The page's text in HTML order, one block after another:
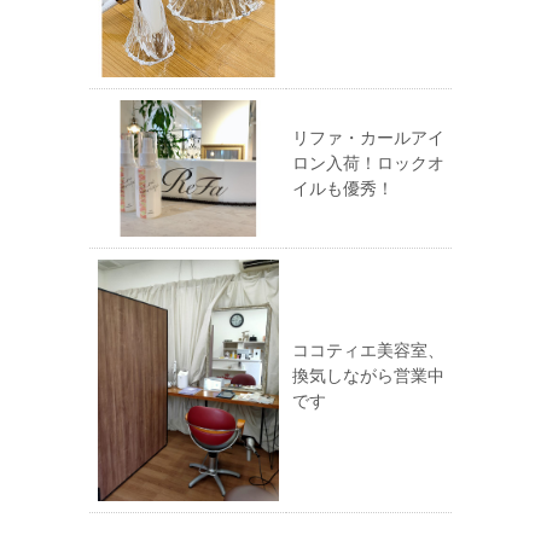
リファ・カールアイ
ロン入荷！ロックオ
イルも優秀！
ココティエ美容室、
換気しながら営業中
です